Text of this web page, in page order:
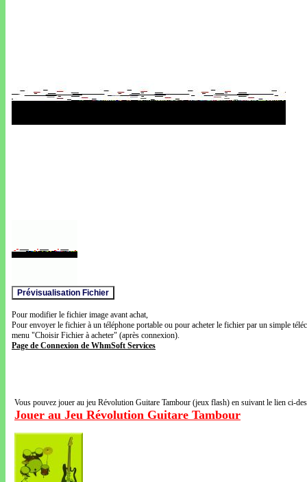
Pour modifier le fichier image avant achat,
Pour envoyer le fichier à un téléphone portable ou pour acheter le fichier par un simple
menu "Choisir Fichier à acheter" (après connexion).
Page de Connexion de WhmSoft Services
Vous pouvez jouer au jeu Révolution Guitare Tambour (jeux flash) en suivant le lien ci-
Jouer au Jeu Révolution Guitare Tambour